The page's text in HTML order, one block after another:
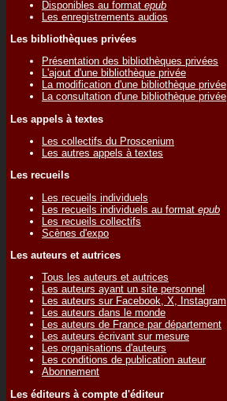
Disponibles au format epub
Les enregistrements audios
Les bibliothèques privées
Présentation des bibliothèques privées
L'ajout d'une bibliothèque privée
La modification d'une bibliothèque privée
La consultation d'une bibliothèque privée
Les appels à textes
Les collectifs du Proscenium
Les autres appels à textes
Les recueils
Les recueils individuels
Les recueils individuels au format epub
Les recueils collectifs
Scènes d'expo
Les auteurs et autrices
Tous les auteurs et autrices
Les auteurs ayant un site personnel
Les auteurs sur Facebook, X, Instagram
Les auteurs dans le monde
Les auteurs de France par département
Les auteurs écrivant sur mesure
Les organisations d'auteurs
Les conditions de publication auteur
Abonnement
Les éditeurs à compte d'éditeur